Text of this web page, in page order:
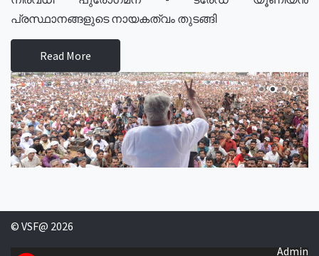
പ്രസ്ഥാനങ്ങളുടെ നായകത്വം തുടങ്ങി
Read More
© VSF@ 2026
Admin